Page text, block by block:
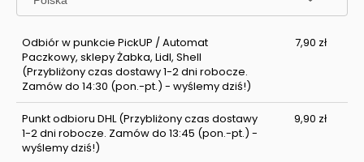
Odbiór w punkcie PickUP / Automat
Paczkowy, sklepy Żabka, Lidl, Shell
(Przybliżony czas dostawy 1-2 dni robocze.
Zamów do 14:30 (pon.-pt.) - wyślemy dziś!)
7,90 zł
Punkt odbioru DHL(Przybliżony czas dostawy
1-2 dni robocze. Zamów do 13:45 (pon.-pt.) -
wyślemy dziś!)
9,90 zł